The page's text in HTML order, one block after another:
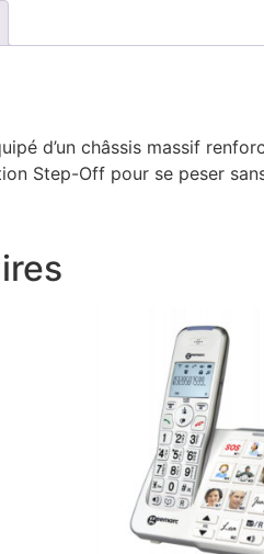
d’un châssis massif
Step-Off pour se peser